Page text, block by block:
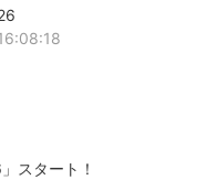
スタート！